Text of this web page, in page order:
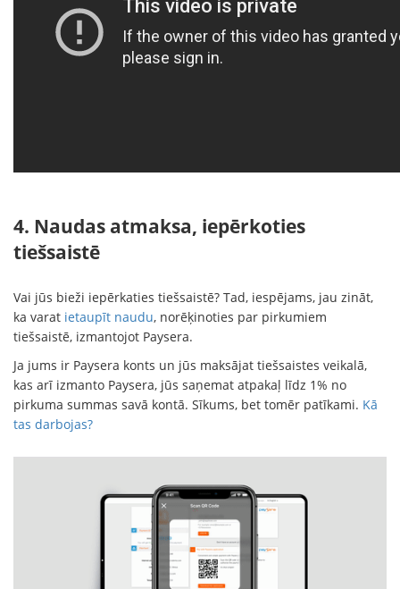
4. Naudas atmaksa, iepērkoties
tiešsaistē
Vai jūs bieži iepērkaties tiešsaistē? Tad, iespējams, jau zināt,
ka varat ietaupīt naudu, norēķinoties par pirkumiem
tiešsaistē, izmantojot Paysera.
Ja jums ir Paysera konts un jūs maksājat tiešsaistes veikalā,
kas arī izmanto Paysera, jūs saņemat atpakaļ līdz 1% no
pirkuma summas savā kontā. Sīkums, bet tomēr patīkami. Kā
tas darbojas?